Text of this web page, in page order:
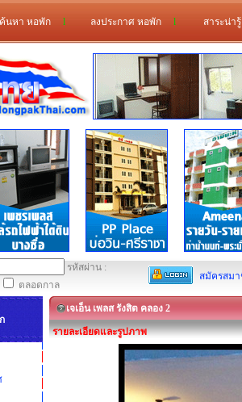
ค้นหา หอพัก l ลงประกาศ หอพัก l สาระน่า
รหัสผ่าน :
ตลอดกาล
สมัครสม
เจเอ็น เพลส รังสิต คลอง 2
รายละเอียดและรูปภาพ